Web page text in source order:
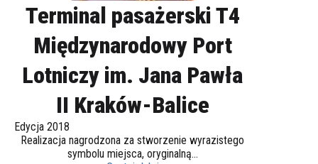
Terminal pasażerski T4
Międzynarodowy Port
Lotniczy im. Jana Pawła
II Kraków-Balice
Edycja 2018
Realizacja nagrodzona za stworzenie wyrazistego
symbolu miejsca, oryginalną...